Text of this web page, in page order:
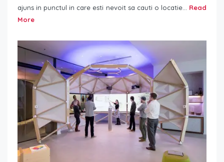
ajuns in punctul in care esti nevoit sa cauti o locatie... Read
More